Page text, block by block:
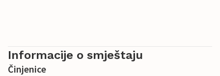
Informacije o smještaju
Činjenice